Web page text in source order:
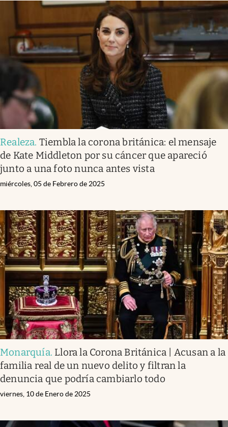
Realeza. Tiembla la corona británica: el mensaje
de Kate Middleton por su cáncer que apareció
junto a una foto nunca antes vista
miércoles, 05 de Febrero de 2025
Monarquía. Llora la Corona Británica | Acusan a la
familia real de un nuevo delito y filtran la
denuncia que podría cambiarlo todo
viernes, 10 de Enero de 2025